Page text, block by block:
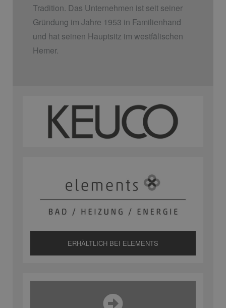
Tradition. Das Unternehmen ist seit seiner
Gründung im Jahre 1953 in Familienhand
und hat seinen Hauptsitz im westfälischen
Hemer.
ERHÄLTLICH BEI ELEMENTS